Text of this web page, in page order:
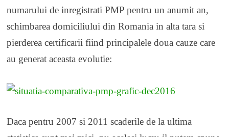
numarului de inregistrati PMP pentru un anumit an,
schimbarea domiciliului din Romania in alta tara si
pierderea certificarii fiind principalele doua cauze care
au generat aceasta evolutie:
Daca pentru 2007 si 2011 scaderile de la ultima